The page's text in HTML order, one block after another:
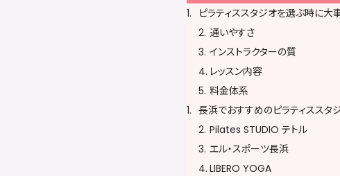
ピラティススタジオを選ぶ時に
通いやすさ
インストラクターの質
レッスン内容
料金体系
長浜でおすすめのピラティススタ
Pilates STUDIO テトル
エル・スポーツ長浜
LIBERO YOGA